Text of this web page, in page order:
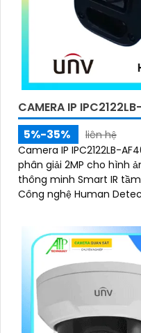
CAMERA IP
5%-35%
liên hệ
Camera IP IPC2122LB-
phân giải 2MP cho hình
thông minh Smart IR
Công nghệ Human